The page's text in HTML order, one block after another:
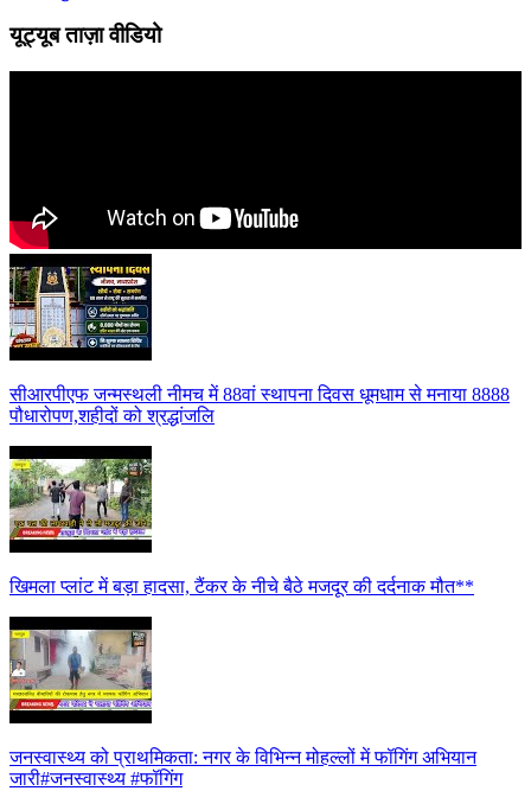
यूट्यूब ताज़ा वीडियो
सीआरपीएफ जन्मस्थली नीमच में 88वां स्थापना दिवस धूमधाम से मनाया 8888
पौधारोपण,शहीदों को श्रद्धांजलि
खिमला प्लांट में बड़ा हादसा, टैंकर के नीचे बैठे मजदूर की दर्दनाक मौत**
जनस्वास्थ्य को प्राथमिकता: नगर के विभिन्न मोहल्लों में फॉगिंग अभियान
जारी#जनस्वास्थ्य #फॉगिंग